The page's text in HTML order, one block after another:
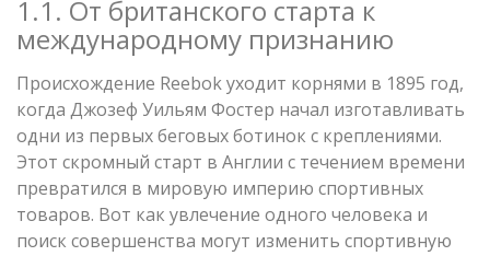
1.1. От британского старта к
международному признанию
Происхождение Reebok уходит корнями в 1895 год,
когда Джозеф Уильям Фостер начал изготавливать
одни из первых беговых ботинок с креплениями.
Этот скромный старт в Англии с течением времени
превратился в мировую империю спортивных
товаров. Вот как увлечение одного человека и
поиск совершенства могут изменить спортивную